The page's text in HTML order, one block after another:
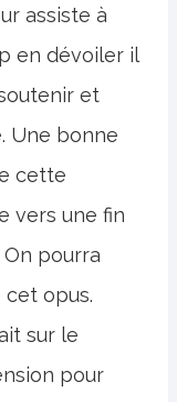
assiste à
en dévoiler il
et
Une bonne
cette
vers une fin
On pourra
cet opus.
sur le
pour